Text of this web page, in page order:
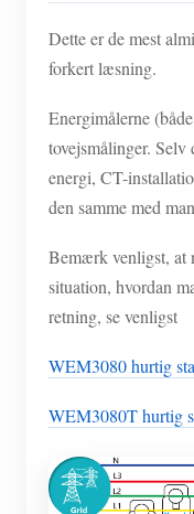
Dette er de mest
forkert læsning.
Energimålerne
tovejsmålinger. Selv
energi, CT-
den samme med
Bemærk venligst, at
situation, hvordan
retning, se venligst
WEM3080 hurtig
WEM3080T hurtig